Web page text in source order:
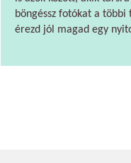
böngéssz fotókat a
érezd jól magad egy